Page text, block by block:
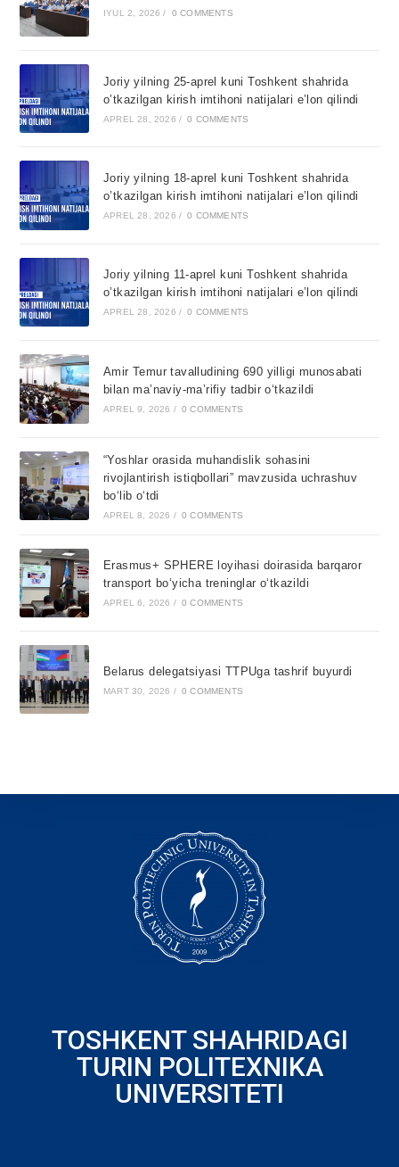
IYUL 2, 2026 / 0 COMMENTS
Joriy yilning 25-aprel kuni Toshkent shahrida
o’tkazilgan kirish imtihoni natijalari e’lon qilindi
APREL 28, 2026 / 0 COMMENTS
Joriy yilning 18-aprel kuni Toshkent shahrida
o’tkazilgan kirish imtihoni natijalari e’lon qilindi
APREL 28, 2026 / 0 COMMENTS
Joriy yilning 11-aprel kuni Toshkent shahrida
o’tkazilgan kirish imtihoni natijalari e’lon qilindi
APREL 28, 2026 / 0 COMMENTS
Amir Temur tavalludining 690 yilligi munosabati
bilan ma’naviy-ma’rifiy tadbir o‘tkazildi
APREL 9, 2026 / 0 COMMENTS
“Yoshlar orasida muhandislik sohasini
rivojlantirish istiqbollari” mavzusida uchrashuv
bo‘lib o‘tdi
APREL 8, 2026 / 0 COMMENTS
Erasmus+ SPHERE loyihasi doirasida barqaror
transport bo‘yicha treninglar o‘tkazildi
APREL 6, 2026 / 0 COMMENTS
Belarus delegatsiyasi TTPUga tashrif buyurdi
MART 30, 2026 / 0 COMMENTS
TOSHKENT SHAHRIDAGI
TURIN POLITEXNIKA
UNIVERSITETI